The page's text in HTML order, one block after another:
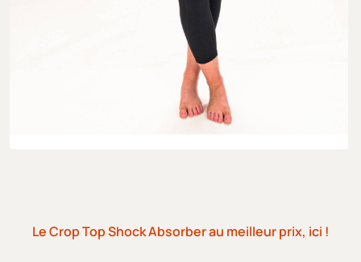
Le Crop Top Shock Absorber au meilleur prix, ici !